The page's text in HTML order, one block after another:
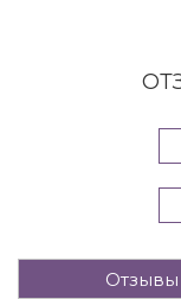
Отзывы